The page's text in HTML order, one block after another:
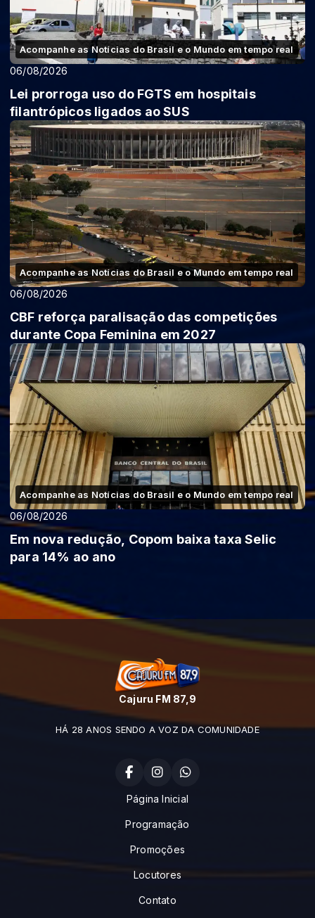
Acompanhe as Notícias do Brasil e o Mundo em tempo real
06/08/2026
Lei prorroga uso do FGTS em hospitais
filantrópicos ligados ao SUS
Acompanhe as Notícias do Brasil e o Mundo em tempo real
06/08/2026
CBF reforça paralisação das competições
durante Copa Feminina em 2027
Acompanhe as Notícias do Brasil e o Mundo em tempo real
06/08/2026
Em nova redução, Copom baixa taxa Selic
para 14% ao ano
Cajuru FM 87,9
HÁ 28 ANOS SENDO A VOZ DA COMUNIDADE
Página Inicial
Programação
Promoções
Locutores
Contato